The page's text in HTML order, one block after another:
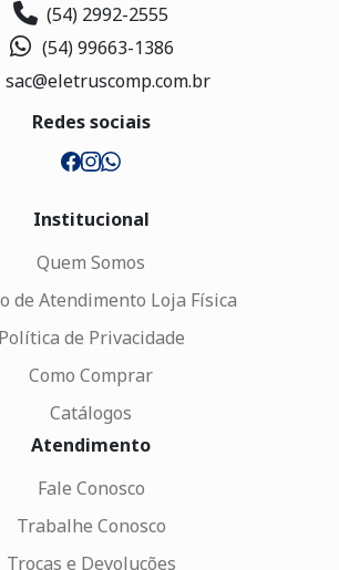
(54) 2992-2555
(54) 99663-1386
sac@eletruscomp.com.br
Redes sociais
Institucional
Quem Somos
de Atendimento Loja Física
Política de Privacidade
Como Comprar
Catálogos
Atendimento
Fale Conosco
Trabalhe Conosco
Trocas e Devoluções